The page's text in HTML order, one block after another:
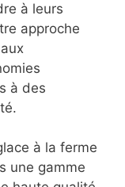
à leurs
approche
à des
à la ferme
une gamme